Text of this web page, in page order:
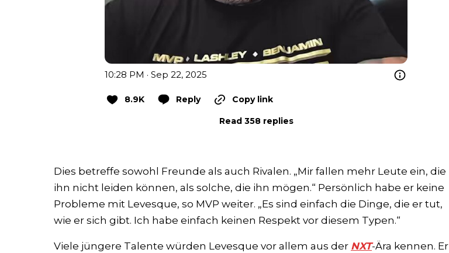
10:28 PM · Sep 22, 2025
8.9K Reply Copy link
Read 358 replies
Dies betreffe sowohl Freunde als auch Rivalen. „Mir fallen mehr Leute ein, die
ihn nicht leiden können, als solche, die ihn mögen.“ Persönlich habe er keine
Probleme mit Levesque, so MVP weiter. „Es sind einfach die Dinge, die er tut,
wie er sich gibt. Ich habe einfach keinen Respekt vor diesem Typen.“
Viele jüngere Talente würden Levesque vor allem aus der NXT-Ära kennen. Er